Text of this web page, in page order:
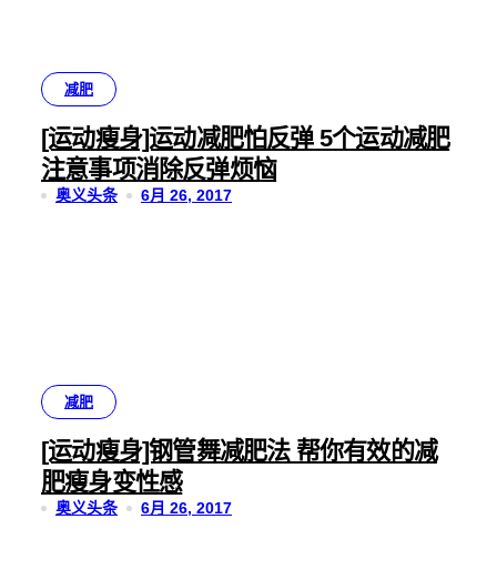
减肥
[运动瘦身]运动减肥怕反弹 5个运动减肥
注意事项消除反弹烦恼
奥义头条 6月 26, 2017
减肥
[运动瘦身]钢管舞减肥法 帮你有效的减
肥瘦身变性感
奥义头条 6月 26, 2017